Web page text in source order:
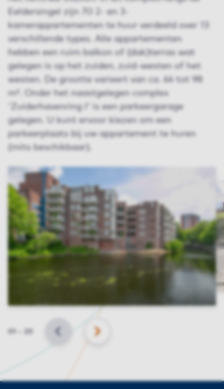
Eeldersingel zijn 70 2- en 3-
kamerappartementen te huur verdeeld over 13
verschillende types. Alle appartementen
hebben een ruim balkon of (dak)terras wat
gelegen is op het zuiden, zuid-westen of het
westen. De grootte varieert van ca. 64 tot 98
m². Onder het naastgelegen complex
'Zuiderhavenring I' is een parkeergarage
gelegen. U kunt ervoor kiezen om een
parkeerplaats bij uw appartement te huren
(mits beschikbaar).
Slide
VORIGE VOLGENDE